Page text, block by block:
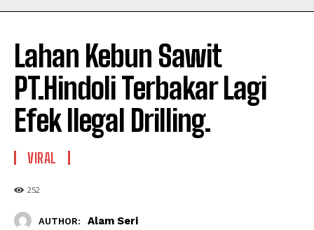
Lahan Kebun Sawit
PT.Hindoli Terbakar Lagi
Efek Ilegal Drilling.
VIRAL
252
AUTHOR: Alam Seri